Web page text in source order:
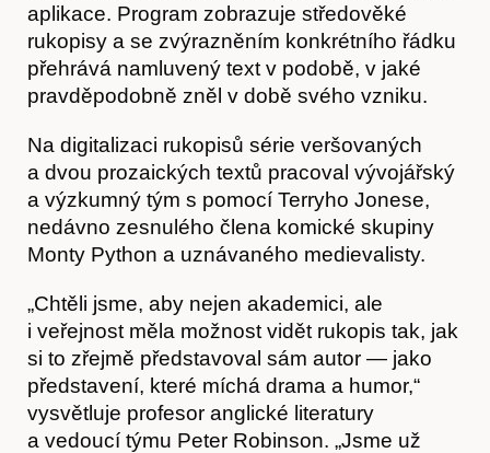
aplikace. Program zobrazuje středověké
rukopisy a se zvýrazněním konkrétního řádku
přehrává namluvený text v podobě, v jaké
pravděpodobně zněl v době svého vzniku.
Na digitalizaci rukopisů série veršovaných
a dvou prozaických textů pracoval vývojářský
a výzkumný tým s pomocí Terryho Jonese,
nedávno zesnulého člena komické skupiny
Monty Python a uznávaného medievalisty.
„Chtěli jsme, aby nejen akademici, ale
i veřejnost měla možnost vidět rukopis tak, jak
si to zřejmě představoval sám autor — jako
představení, které míchá drama a humor,“
vysvětluje profesor anglické literatury
a vedoucí týmu Peter Robinson. „Jsme už